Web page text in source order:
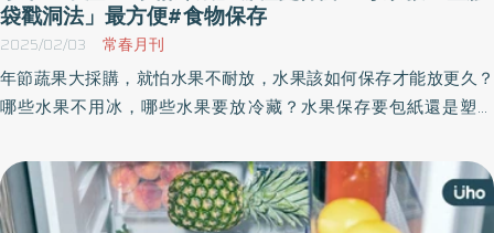
袋戳洞法」最方便#食物保存
2025/02/03 常春月刊
年節蔬果大採購，就怕水果不耐放，水果該如何保存才能放更久？
哪些水果不用冰，哪些水果要放冷藏？水果保存要包紙還是塑膠
住2大原則就好：溫帶水果適合冷藏，熱帶水果放常溫、陰涼通風良
好的地方即可。